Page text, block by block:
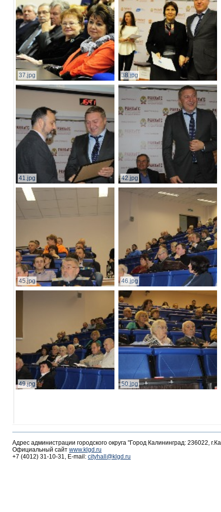
37.jpg 38.jpg
41.jpg 42.jpg
45.jpg 46.jpg
49.jpg 50.jpg
Адрес администрации городского округа "Город Калининград: 236022,
Официальный сайт www.klgd.ru
+7 (4012) 31-10-31, E-mail: cityhall@klgd.ru